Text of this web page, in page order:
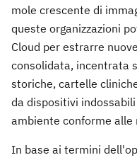
mole crescente di
queste organizzazioni
Cloud per estrarre
consolidata, incentrata
storiche, cartelle
da dispositivi
ambiente conforme alle
In base ai termini